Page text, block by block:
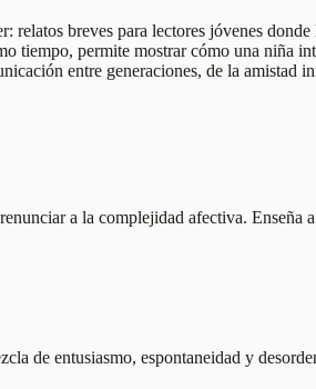
breves para lectores jóvenes
tiempo, permite mostrar cómo una niña
entre generaciones, de la amistad
a la complejidad afectiva.
de entusiasmo, espontaneidad y